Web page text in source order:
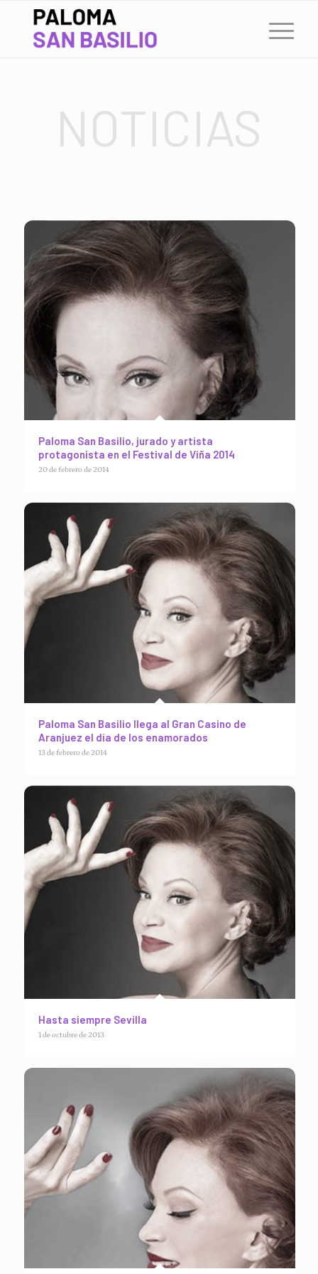
NOTICIAS
Paloma San Basilio, jurado y artista
protagonista en el Festival de Viña 2014
20 de febrero de 2014
Paloma San Basilio llega al Gran Casino de
Aranjuez el día de los enamorados
13 de febrero de 2014
Hasta siempre Sevilla
1 de octubre de 2013